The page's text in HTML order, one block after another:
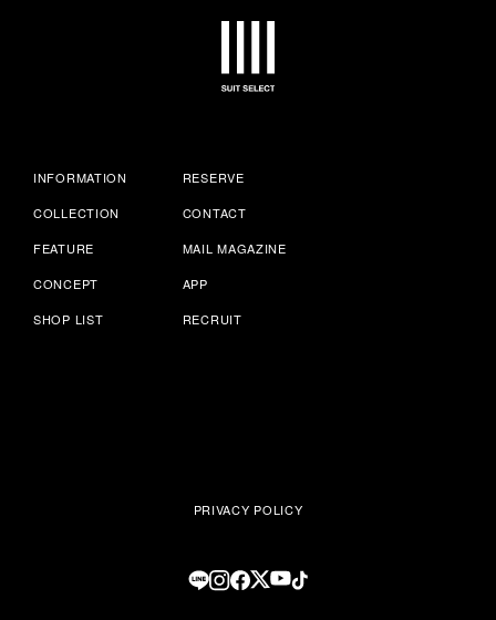
INFORMATION
COLLECTION
FEATURE
CONCEPT
SHOP LIST
RESERVE
CONTACT
MAIL MAGAZINE
APP
RECRUIT
PRIVACY POLICY